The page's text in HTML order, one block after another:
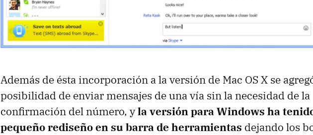
Además de ésta incorporación a la versión de Mac OS X se
posibilidad de enviar mensajes de una vía sin la necesidad de la
confirmación del número, yla versión para Windows ha
pequeño rediseño en su barra de herramientas dejando los